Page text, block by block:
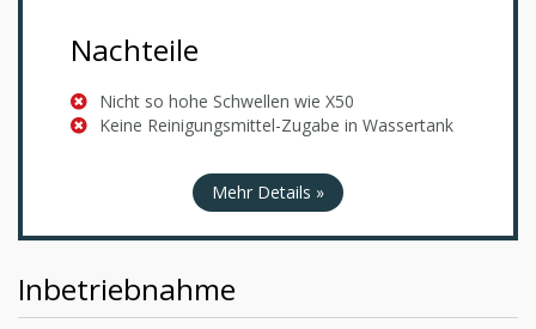
Nachteile
Nicht so hohe Schwellen wie X50
Keine Reinigungsmittel-Zugabe in Wassertank
Mehr Details »
Inbetriebnahme